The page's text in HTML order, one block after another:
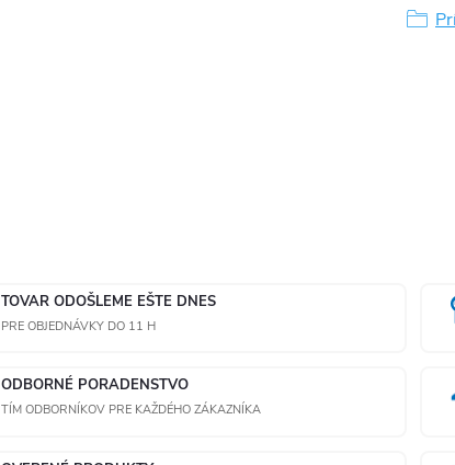
TOVAR ODOŠLEME EŠTE DNES
PRE OBJEDNÁVKY DO 11 H
ODBORNÉ PORADENSTVO
TÍM ODBORNÍKOV PRE KAŽDÉHO ZÁKAZNÍKA